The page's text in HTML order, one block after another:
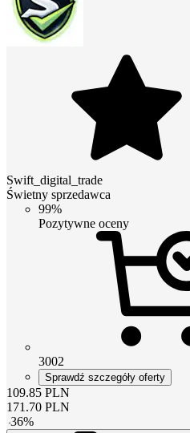
Swift_digital_trade
Świetny sprzedawca
99%
Pozytywne oceny
3002
Sprawdź szczegóły oferty
109.85 PLN
171.70 PLN
-36%